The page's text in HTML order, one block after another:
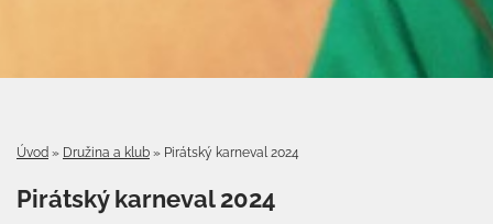
Úvod » Družina a klub » Pirátský karneval 2024
Pirátský karneval 2024